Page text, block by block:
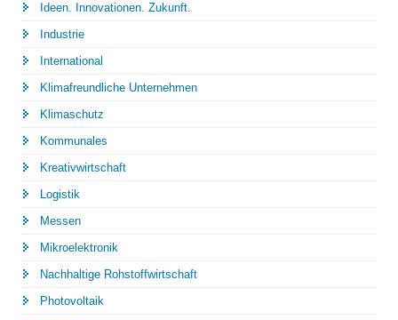
Ideen. Innovationen. Zukunft.
Industrie
International
Klimafreundliche Unternehmen
Klimaschutz
Kommunales
Kreativwirtschaft
Logistik
Messen
Mikroelektronik
Nachhaltige Rohstoffwirtschaft
Photovoltaik